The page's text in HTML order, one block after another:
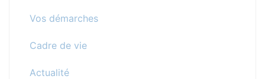
Vos démarches
Cadre de vie
Actualité